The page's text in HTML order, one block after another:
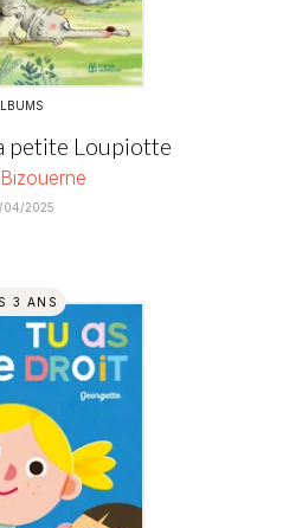
petite Loupiotte
04/2025
3 ANS